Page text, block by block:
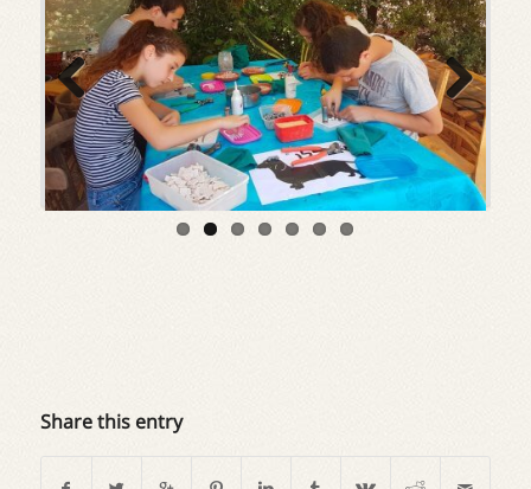
Previous Next
Share this entry